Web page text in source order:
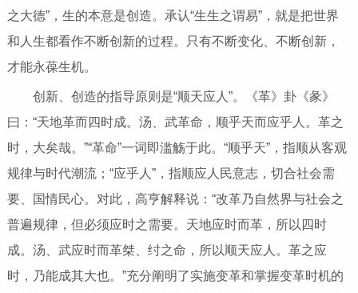
之大德”，生的本意是创造。承认“生生之谓易”，就是把世界
和人生都看作不断创新的过程。只有不断变化、不断创新，
才能永葆生机。
创新、创造的指导原则是“顺天应人”。《革》卦《彖》
曰：“天地革而四时成。汤、武革命，顺乎天而应乎人。革之
时，大矣哉。”“革命”一词即滥觞于此。“顺乎天”，指顺从客观
规律与时代潮流；“应乎人”，指顺应人民意志，切合社会需
要、国情民心。对此，高亨解释说：“改革乃自然界与社会之
普遍规律，但必须应时之需要。天地应时而革，所以四时
成。汤、武应时而革桀、纣之命，所以顺天应人。革之应
时，乃能成其大也。”充分阐明了实施变革和掌握变革时机的